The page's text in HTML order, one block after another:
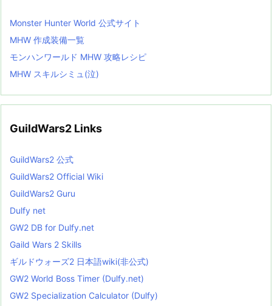
Monster Hunter World 公式サイト
MHW 作成装備一覧
モンハンワールド MHW 攻略レシピ
MHW スキルシミュ(泣)
GuildWars2 Links
GuildWars2 公式
GuildWars2 Official Wiki
GuildWars2 Guru
Dulfy net
GW2 DB for Dulfy.net
Gaild Wars 2 Skills
ギルドウォーズ2 日本語wiki(非公式)
GW2 World Boss Timer (Dulfy.net)
GW2 Specialization Calculator (Dulfy)